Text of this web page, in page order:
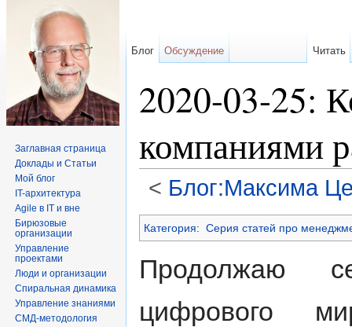
2020-03-25:
компаниями
< Блог:Максима
Категория: Серия статей про
Продолжаю
цифрового
Блог Обсуждение Читать
Заглавная страница
Доклады и Статьи
Мой блог
IT-архитектура
Agile в IT и вне
Бирюзовые
организации
Управление
проектами
Люди и организации
Спиральная динамика
Управление знаниями
СМД-методология